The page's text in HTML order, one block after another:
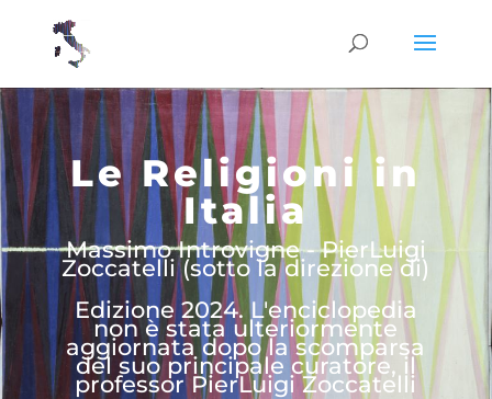
Le Religioni in
Italia
Massimo Introvigne - PierLuigi
Zoccatelli (sotto la direzione di)
Edizione 2024. L'enciclopedia
non è stata ulteriormente
aggiornata dopo la scomparsa
del suo principale curatore, il
professor PierLuigi Zoccatelli